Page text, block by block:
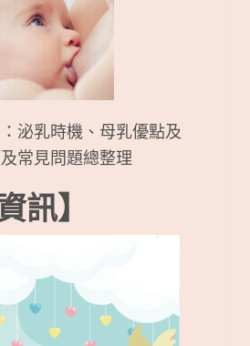
泌乳時機、母乳優點及
常見問題總整理
訊】